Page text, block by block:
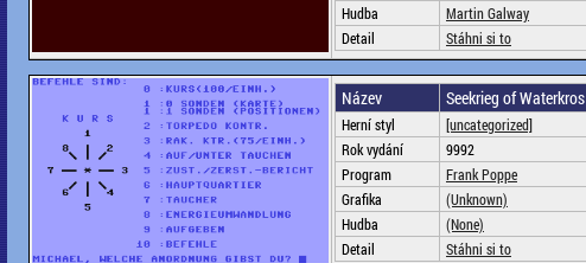
Hudba
Martin Galway
Detail
Stáhni si to
Název Seekrieg of Waterkros
Herní styl
[uncategorized]
Rok vydání
9992
Program
Frank Poppe
Grafika
(Unknown)
Hudba
(None)
Detail
Stáhni si to